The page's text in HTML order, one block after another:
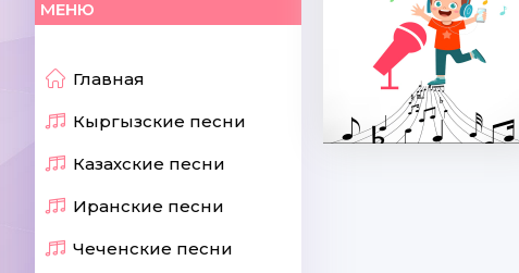
МЕНЮ
Главная
Кыргызские песни
Казахские песни
Иранские песни
Чеченские песни